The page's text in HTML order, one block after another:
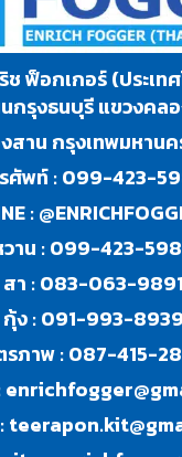
ช ฟ็อกเกอร์ (ประเท
กรุงธนบุรี แขวงคล
สาน กรุงเทพมหาน
ศัพท์ :099-423-
:
าน :099-423-
สา :083-063-9891
กุ้ง :091-993-8939
รภาพ :087-415-